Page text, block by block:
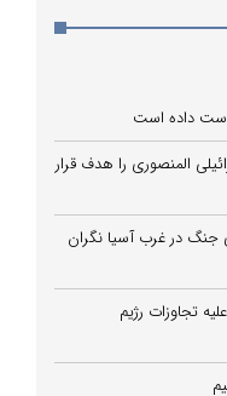
دست داده است
المنصوری را هدف قرار
جنگ در غرب آسیا نگران
علیه تجاوزات رژیم